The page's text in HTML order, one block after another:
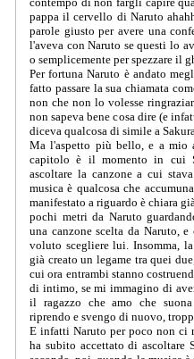
pappa il cervello di Naruto
parole giusto per avere una
l'aveva con Naruto se questi lo
o semplicemente per spezzare il
Per fortuna Naruto è andato
fatto passare la sua chiamata
non che non lo volesse
non sapeva bene cosa dire (e
diceva qualcosa di simile a
Ma l'aspetto più bello, e a mio
capitolo è il momento in cui
ascoltare la canzone a cui
musica è qualcosa che
manifestato a riguardo è chiara
pochi metri da Naruto
una canzone scelta da Naruto,
voluto scegliere lui. Insomma,
già creato un legame tra quei
cui ora entrambi stanno
di intimo, se mi immagino di
il ragazzo che amo che
riprendo e svengo di nuovo,
E infatti Naruto per poco non ci
ha subito accettato di ascoltare